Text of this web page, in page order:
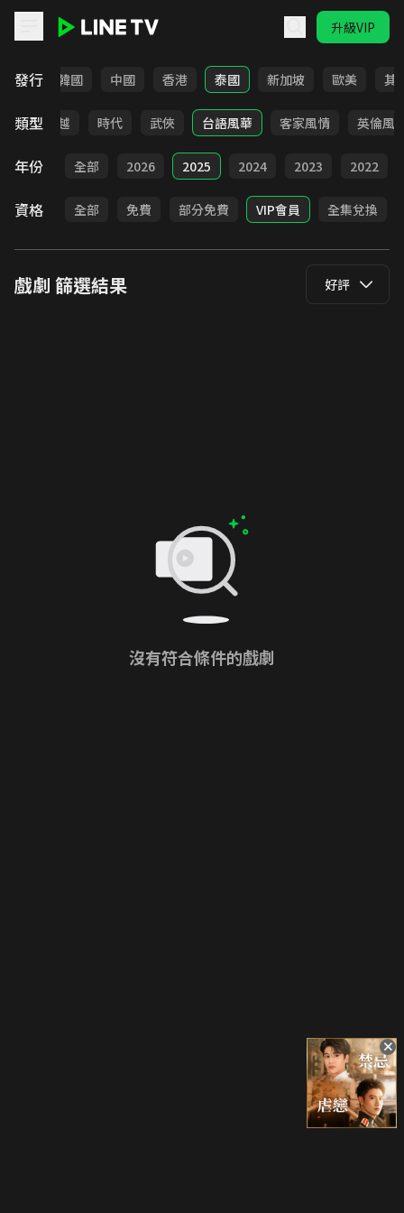
升級VIP
發行
日本 韓國 中國 香港 泰國 新加坡 歐美 其
類型
俠 穿越 時代 武俠 台語風華 客家風情 英倫風
年份 全部 2026 2025 2024 2023 2022
資格 全部 免費 部分免費 VIP會員 全集兌換
戲劇 篩選結果 好評
沒有符合條件的戲劇